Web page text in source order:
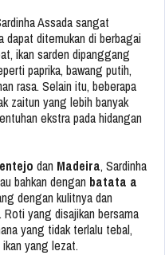
Assada sangat
dapat ditemukan di berbagai
ikan sarden dipanggang
paprika, bawang putih,
rasa. Selain itu, beberapa
zaitun yang lebih banyak
ekstra pada hidangan
dan Madeira, Sardinha
bahkan dengan batata a
dengan kulitnya dan
Roti yang disajikan bersama
yang tidak terlalu tebal,
yang lezat.